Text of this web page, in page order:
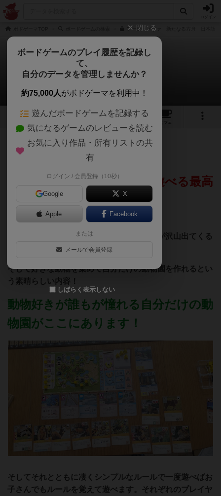
アーク・ノヴァ 新たなる方舟 日本語版
アーク・ノヴァ
ChezLien 半蔵門さんのレビュー
13 1 28
カフェ
879名 6名 0 2年以上前
沢山の動物に囲まれながら遊べる最高
のゲームです！！
何が良いかと聞かれると・・・・まず動物が沢山出てくる
こと！とにかく可愛い！愛くるしい！
そして好きな動物を集めて自分だけの動物園を作れるとい
う素晴らしい内容！
動物好きが誰もが憧れる自分だけの動
物園がここにあります！
そしてそれとともに凄くシンプルなルールで一度遊べばお
子さんでもルールを覚えて遊べます。
それぞれのプレイヤ
閉じる
ボードゲームのプレイ履歴を記録し
て、
自分のデータを管理しませんか？
約75,000人がボドゲーマを利用中！
遊んだボードゲームを記録する
気になるゲームのレビューを読む
お気に入り作品・所有リストの共
有
ログイン / 会員登録（10秒）
Google X
Apple Facebook
または
メールで会員登録
しばらく表示しない